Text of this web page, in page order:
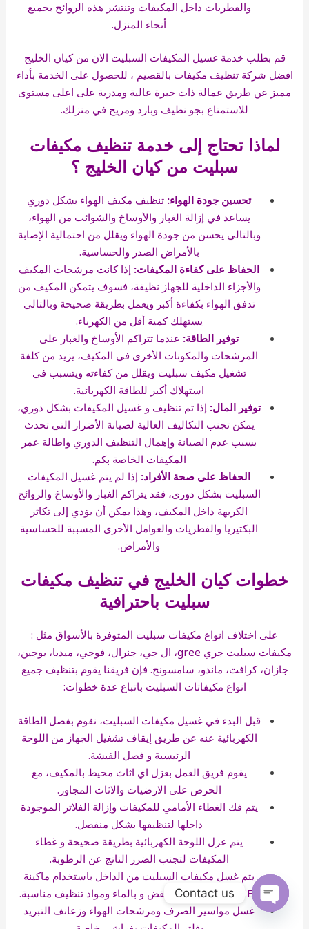
والفطريات داخل المكيفات وتنتشر هذه الروائح بجميع
أنحاء المنزل.
قم بطلب خدمة غسيل المكيفات السبليت الان من كيان الخليج
افضل شركة تنظيف مكيفات بالقصيم ، للحصول على الخدمة بأداء
مميز عن طريق عمالة ذات خبرة عالية ومدربة على اعلى مستوى
للاستمتاع بجو نظيف وبارد ومريح في منزلك.
لماذا تحتاج إلى خدمة تنظيف مكيفات
سبليت من كيان الخليج ؟
تحسين جودة الهواء: تنظيف مكيف الهواء بشكل دوري
يساعد في إزالة الغبار والأوساخ والشوائب من الهواء،
وبالتالي يحسن من جودة الهواء ويقلل من احتمالية الإصابة
بالأمراض الصدر والحساسية.
الحفاظ على كفاءة المكيفات: إذا كانت مرشحات المكيف
والأجزاء الداخلية للجهاز نظيفة، فسوف يتمكن المكيف من
تدفق الهواء بكفاءة أكبر ويعمل بطريقة صحيحة وبالتالي
يستهلك كمية أقل من الكهرباء.
توفير الطاقة: عندما تتراكم الأوساخ والغبار على
المرشحات والمكونات الأخرى في المكيف، يزيد من كلفة
تشغيل مكيف سبليت ويقلل من كفاءته ويتسبب في
استهلاك أكبر للطاقة الكهربائية.
توفير المال: إذا تم تنظيف و غسيل المكيفات بشكل دوري،
يمكن تجنب التكاليف العالية لصيانة الأضرار التي تحدث
بسبب عدم الصيانة وإهمال التنظيف الدوري واطالة عمر
المكيفات الخاصة بكم.
الحفاظ على صحة الأفراد: إذا لم يتم غسيل المكيفات
السبليت بشكل دوري، فقد يتراكم الغبار والأوساخ والروائح
الكريهة داخل المكيف، وهذا يمكن أن يؤدي إلى تكاثر
البكتيريا والفطريات والعوامل الأخرى المسببة للحساسية
والأمراض.
خطوات كيان الخليج في تنظيف مكيفات
سبليت باحترافية
على اختلاف انواع مكيفات سبليت المتوفرة بالأسواق مثل :
مكيفات سبليت جري gree، ال جي، جنرال، فوجي، ميديا، يوجين،
جازان، كرافت، ماندو، سامسونج. فإن فريقنا يقوم بتنظيف جميع
انواع مكيفاتات السبليت باتباع عدة خطوات:
قبل البدء في غسيل مكيفات السبليت، نقوم بفصل الطاقة
الكهربائية عنه عن طريق إيقاف تشغيل الجهاز من اللوحة
الرئيسية و فصل الفيشة.
يقوم فريق العمل بعزل اي اثاث محيط بالمكيف، مع
الحرص على الارضيات والاثاث المجاور.
يتم فك الغطاء الأمامي للمكيفات وإزالة الفلاتر الموجودة
داخلها لتنظيفها بشكل منفصل.
يتم عزل اللوحة الكهربائية بطريقة صحيحة و غطاء
المكيفات لتجنب الضرر الناتج عن الرطوبة.
يتم غسل مكيفات السبليت من الداخل باستخدام ماكينة
KARCHER بضغط منخفض و بالماء ومواد تنظيف مناسبة.
غسل مواسير الصرف ومرشحات الهواء وزعانف التبريد
Contact us
OPEN